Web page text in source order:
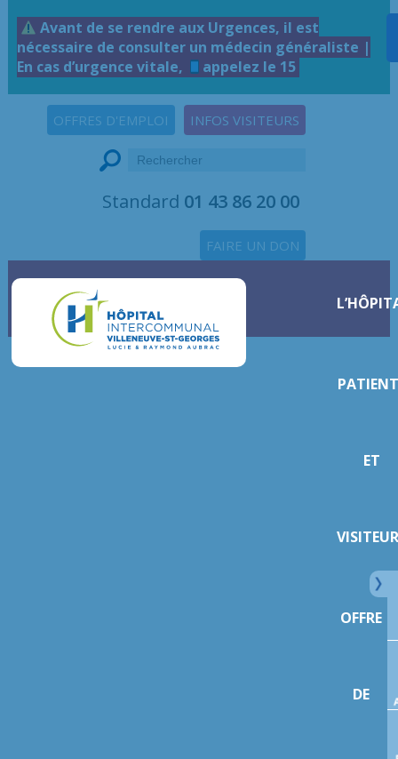
Avant de se rendre aux Urgences, il est
nécessaire de consulter un médecin généraliste |
En cas d’urgence vitale,
appelez le 15
INFOS VISITEURS
OFFRES D'EMPLOI
Standard 01 43 86 20 00
FAIRE UN DON
ET
OFFRE
DE